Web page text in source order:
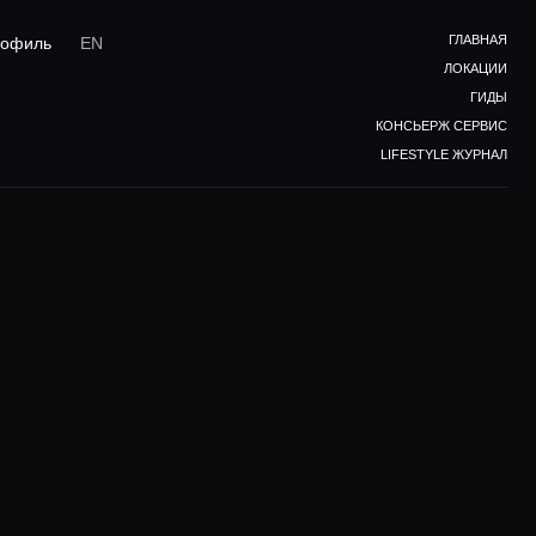
EN
ГЛАВНАЯ
ЛОКАЦИИ
ГИДЫ
КОНСЬЕРЖ СЕРВИС
LIFESTYLE ЖУРНАЛ